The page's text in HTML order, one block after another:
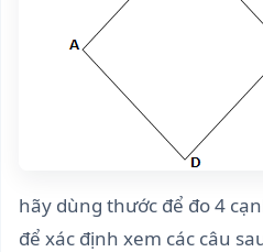
hãy dùng thước để đo 4
để xác định xem các câu